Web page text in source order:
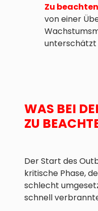
Zu
von einer
unterschätzt
WAS BEI
ZU
Der Start des
kritische Phase,
schlecht
schnell